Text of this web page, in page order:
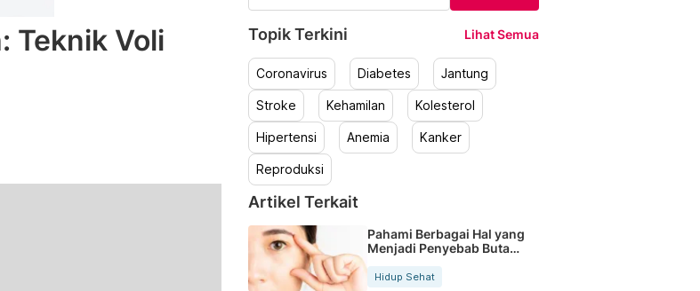
Teknik Voli
Topik Terkini Lihat Semua
Coronavirus Diabetes Jantung
Stroke Kehamilan Kolesterol
Hipertensi Anemia Kanker
Reproduksi
Artikel Terkait
Pahami Berbagai Hal yang
Menjadi Penyebab Buta
Hidup Sehat